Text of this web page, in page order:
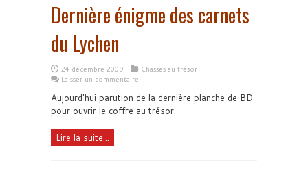
Dernière énigme des carnets
du Lychen
24 décembre 2009
Chasses au trésor
Laisser un commentaire
Aujourd'hui parution de la dernière planche de BD
pour ouvrir le coffre au trésor.
Lire la suite...